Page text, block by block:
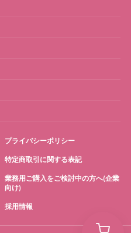
プライバシーポリシー
特定商取引に関する表記
業務用ご購入をご検討中の方へ(企業
向け)
採用情報